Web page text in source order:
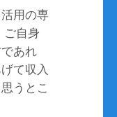
用の専
自身
あれ
て収入
うとこ